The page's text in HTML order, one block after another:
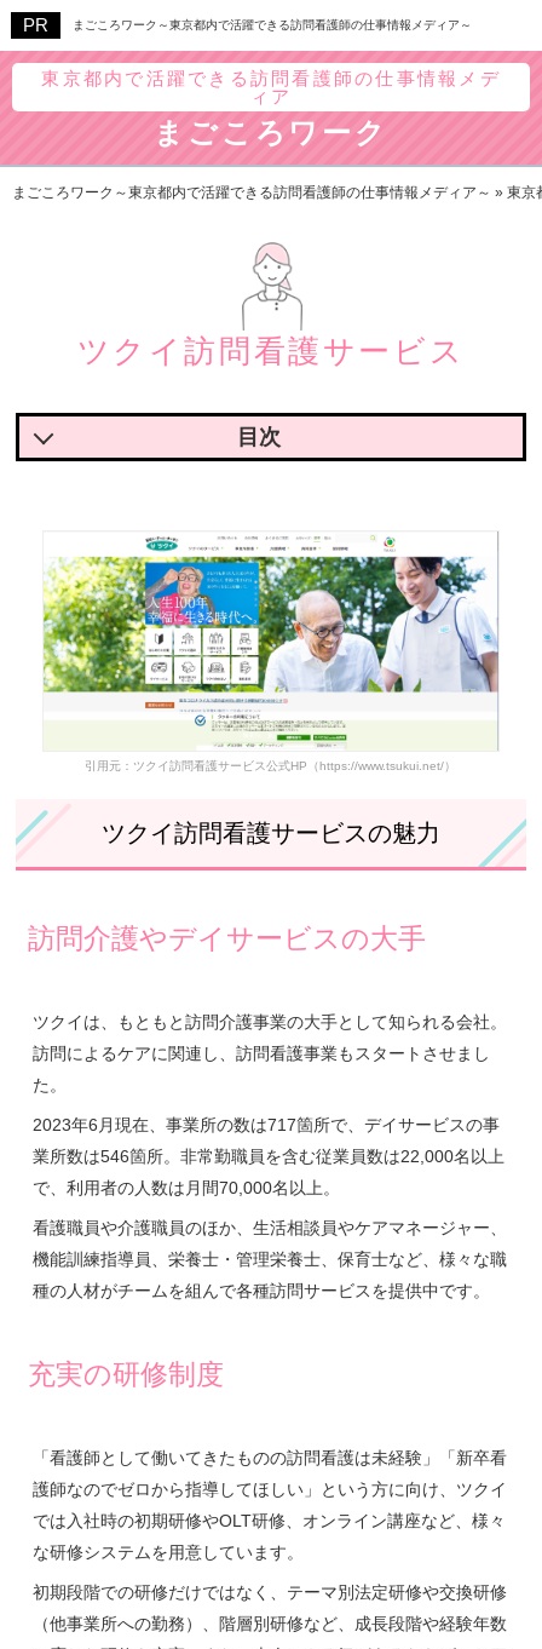
まごころワーク～東京都内で活躍できる訪問看護師の仕事情報メディア～
東京都内で活躍できる訪問看護師の仕事情報メデ
ィア
まごころワーク
まごころワーク～東京都内で活躍できる訪問看護師の仕事情報メディア～ » 東京
ツクイ訪問看護サービス
ツクイ訪問看護サービス利用者の口コミ
ツクイ訪問看護サービスの基本情報
ツクイ訪問看護サービスの求人情報
引用元：ツクイ訪問看護サービス公式HP（https://www.tsukui.net/）
ツクイ訪問看護サービスの魅力
訪問介護やデイサービスの大手
ツクイは、もともと訪問介護事業の大手として知られる会社。
訪問によるケアに関連し、訪問看護事業もスタートさせまし
た。
2023年6月現在、事業所の数は717箇所で、デイサービスの事
業所数は546箇所。非常勤職員を含む従業員数は22,000名以上
で、利用者の人数は月間70,000名以上。
看護職員や介護職員のほか、生活相談員やケアマネージャー、
機能訓練指導員、栄養士・管理栄養士、保育士など、様々な職
種の人材がチームを組んで各種訪問サービスを提供中です。
充実の研修制度
「看護師として働いてきたものの訪問看護は未経験」「新卒看
護師なのでゼロから指導してほしい」という方に向け、ツクイ
では入社時の初期研修やOLT研修、オンライン講座など、様々
な研修システムを用意しています。
初期段階での研修だけではなく、テーマ別法定研修や交換研修
（他事業所への勤務）、階層別研修など、成長段階や経験年数